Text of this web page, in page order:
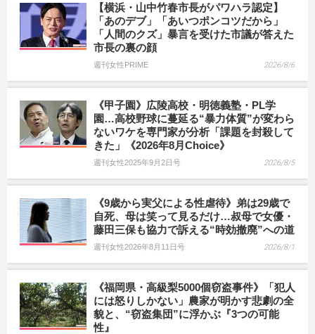
【横浜・山中竹春市長がパワハラ認定】
「あのデブ」「あいつポンコツだから」
「人間のクズ」暴言を受けた市議が答えた
市長の裏の顔
週刊女性PRIME 2026/8/6
《甲子園》広陵高校・明徳義塾・PL学
園…高校野球に蔓延る“暴力体質”が変わら
ないワケを専門家が分析「課題を封殺して
きた」《2026年8月Choice》
週刊女性2025年9月2日号 2026/8/5
《9歳から実父による性虐待》弟は29歳で
自死、母は笑って見るだけ…叔母で女優・
藤田三保も協力で訴える“時効撤廃”への道
週刊女性2026年8月11日号 2026/8/1
《福岡県・高級梨5000個窃盗事件》「犯人
には怒りしかない」農家が明かす悲劇の全
貌と、“窃盗集団”に浮かぶ『3つの可能
性』